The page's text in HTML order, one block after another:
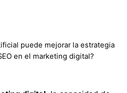
puede mejorar la estrategia
en el marketing digital?